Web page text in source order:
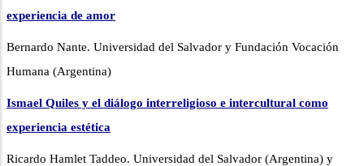
experiencia de amor
Bernardo Nante. Universidad del Salvador y Fundación Vocación
Humana (Argentina)
Ismael Quiles y el diálogo interreligioso e intercultural como
experiencia estética
Ricardo Hamlet Taddeo. Universidad del Salvador (Argentina) y